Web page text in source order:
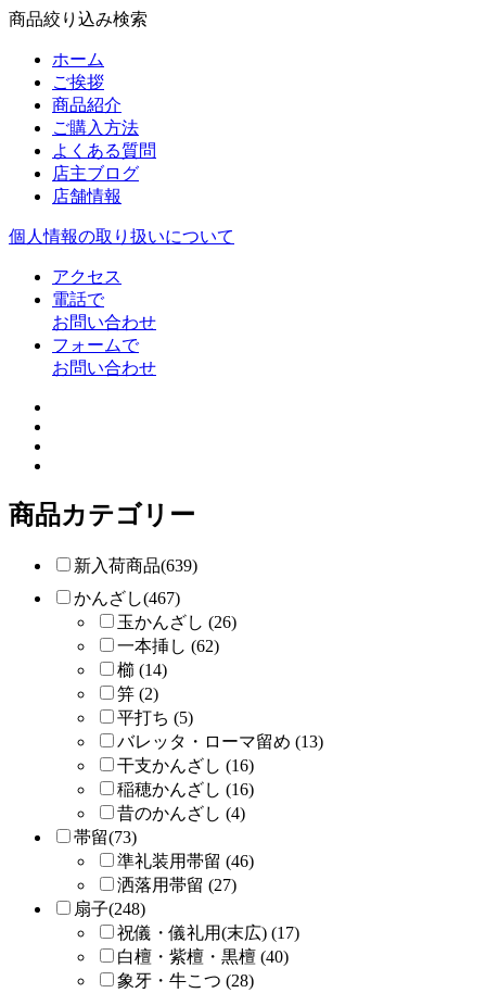
商品絞り込み検索
ホーム
ご挨拶
商品紹介
ご購入方法
よくある質問
店主ブログ
店舗情報
個人情報の取り扱いについて
アクセス
電話で
お問い合わせ
フォームで
お問い合わせ
商品カテゴリー
新入荷商品(639)
かんざし(467)
玉かんざし (26)
一本挿し (62)
櫛 (14)
笄 (2)
平打ち (5)
バレッタ・ローマ留め (13)
干支かんざし (16)
稲穂かんざし (16)
昔のかんざし (4)
帯留(73)
準礼装用帯留 (46)
洒落用帯留 (27)
扇子(248)
祝儀・儀礼用(末広) (17)
白檀・紫檀・黒檀 (40)
象牙・牛こつ (28)